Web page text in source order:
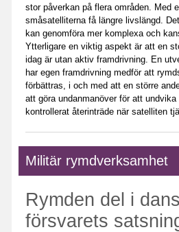
stor påverkan på flera områden. Med
småsatelliterna få längre livslängd.
kan genomföra mer komplexa och
Ytterligare en viktig aspekt är att en
idag är utan aktiv framdrivning. En
har egen framdrivning medför att
förbättras, i och med att en större
att göra undanmanöver för att
kontrollerat återinträde när satelliten
Militär rymdverksamhet
Rymden del i
försvarets